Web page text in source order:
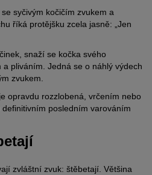
syčivým kočičím zvukem a
říká protějšku zcela jasně: „Jen
snaží se kočka svého
pliváním. Jedná se o náhlý výdech
zvukem.
opravdu rozzlobená, vrčením nebo
posledním varováním
zvláštní zvuk: štěbetají. Většina